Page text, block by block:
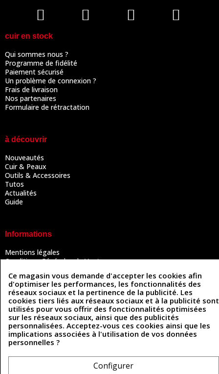
cuir en stock
Qui sommes nous ?
Programme de fidélité
Paiement sécurisé
Un problème de connexion ?
Frais de livraison
Nos partenaires
Formulaire de rétractation
à découvrir
Nouveautés
Cuir & Peaux
Outils & Accessoires
Tutos
Actualités
Guide
Informations
Mentions légales
Conditions Générales de Vente
Politique des cookies
Contactez-nous
Coordonnées
493 Chemin de Catougnac
81300 Graulhet
contact@cuirenstock.com
Ce magasin vous demande d'accepter les cookies afin
d'optimiser les performances, les fonctionnalités des
réseaux sociaux et la pertinence de la publicité. Les
cookies tiers liés aux réseaux sociaux et à la publicité sont
utilisés pour vous offrir des fonctionnalités optimisées
sur les réseaux sociaux, ainsi que des publicités
personnalisées. Acceptez-vous ces cookies ainsi que les
implications associées à l'utilisation de vos données
personnelles ?
Configurer